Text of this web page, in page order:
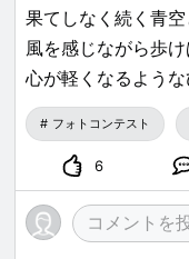
果てしなく続く青空
風を感じながら歩
心が軽くなるような
フォトコンテスト
6